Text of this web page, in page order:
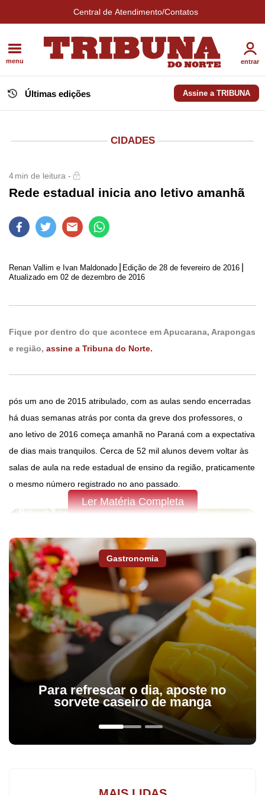
Central de Atendimento/Contatos
menu entrar
Últimas edições Assine a TRIBUNA
CIDADES
4min de leitura -
Rede estadual inicia ano letivo amanhã
Renan Vallim e Ivan Maldonado Edição de 28 de fevereiro de 2016
Atualizado em 02 de dezembro de 2016
Fique por dentro do que acontece em Apucarana, Arapongas
e região, assine a Tribuna do Norte.
pós um ano de 2015 atribulado, com as aulas sendo encerradas
há duas semanas atrás por conta da greve dos professores, o
ano letivo de 2016 começa amanhã no Paraná com a expectativa
de dias mais tranquilos. Cerca de 52 mil alunos devem voltar às
salas de aula na rede estadual de ensino da região, praticamente
o mesmo número registrado no ano passado.
Na região do Núcleo Regional de Educação (NRE) de Apucarana,
cerca de 36 mil alunos devem retornar às aulas. De acordo com
a chefe do órgão, Maria Onide Ballan Sardinha, o NRE utilizou a
última semana para dar os ajustes finais nos preparativos para o
Ler Matéria Completa
Gastronomia
Para refrescar o dia, aposte no
sorvete caseiro de manga